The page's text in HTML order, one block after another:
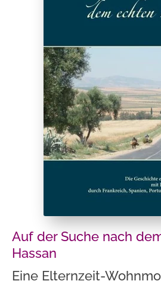
Auf der Suche nach
Hassan
Eine Elternzeit-